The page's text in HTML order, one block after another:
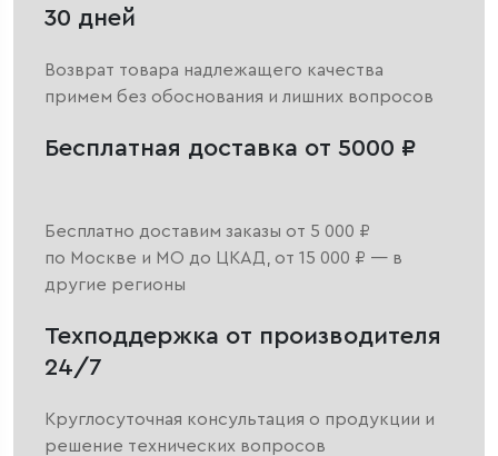
30 дней
Возврат товара надлежащего качества
примем без обоснования и лишних вопросов
Бесплатная доставка от 5000 ₽
Бесплатно доставим заказы от 5 000 ₽
по Москве и МО до ЦКАД, от 15 000 ₽ — в
другие регионы
Техподдержка от производителя
24/7
Круглосуточная консультация о продукции и
решение технических вопросов